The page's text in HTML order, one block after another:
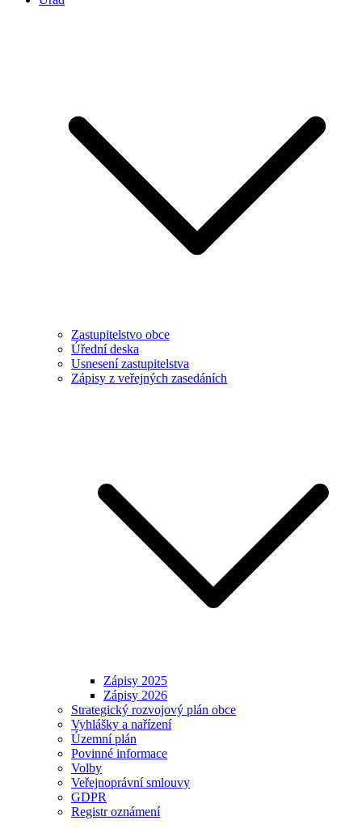
Zastupitelstvo obce
Úřední deska
Usnesení zastupitelstva
Zápisy z veřejných zasedáních
Zápisy 2025
Zápisy 2026
Strategický rozvojový plán obce
Vyhlášky a nařízení
Územní plán
Povinné informace
Volby
Veřejnoprávní smlouvy
GDPR
Registr oznámení